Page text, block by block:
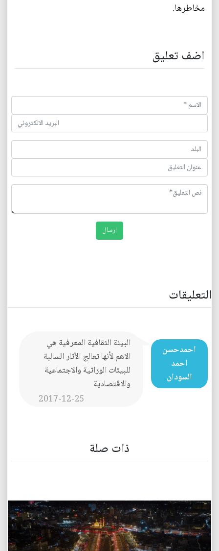
مخاطرها.
اضف تعليق
التعليقات
احمدحسن
احمد
السودان
البيئة الثقافية المعرفية هي
الاهم لأنها تعالج الآثار السالبة
للبيئات الوراثية والاجتماعية
والاقتصادية
2017-12-25
ذات صلة